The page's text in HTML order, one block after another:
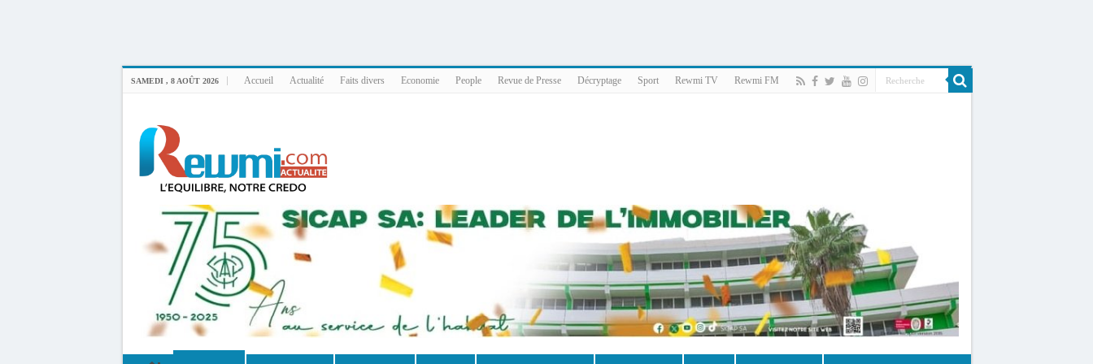
SAMEDI , 8 AOÛT 2026 Accueil Actualité Faits divers Economie People Revue de Presse Décryptage Sport Rewmi TV Rewmi FM